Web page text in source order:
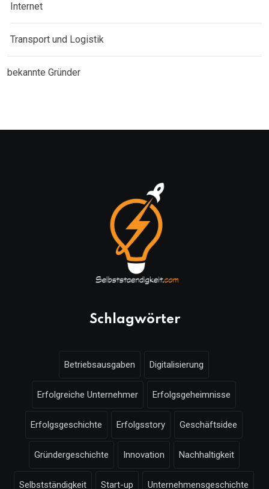
Internet
Transport und Logistik
bekannte Gründer
Schlagwörter
Betriebsausgaben Digitalisierung
Erfolgreiche Unternehmer Erfolgsgeheimnisse
Erfolgsgeschichte Erfolgsstory Geschäftsidee
Gründergeschichte Innovation Nachhaltigkeit
Selbstständigkeit Start-up Unternehmensgeschichte